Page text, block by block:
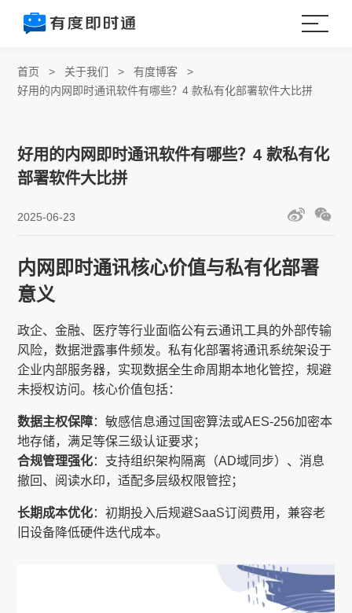
首页 > 关于我们 >有度博客 >
好用的内网即时通讯软件有哪些？4 款私有化部署软件大比拼
好用的内网即时通讯软件有哪些？4 款私有化
部署软件大比拼
2025-06-23
内网即时通讯核心价值与私有化部署
意义
政企、金融、医疗等行业面临公有云通讯工具的外部传输
风险，数据泄露事件频发。私有化部署将通讯系统架设于
企业内部服务器，实现数据全生命周期本地化管控，规避
未授权访问。核心价值包括：
数据主权保障：敏感信息通过国密算法或AES-256加密本
地存储，满足等保三级认证要求；
合规管理强化：支持组织架构隔离（AD域同步）、消息
撤回、阅读水印，适配多层级权限管控；
长期成本优化：初期投入后规避SaaS订阅费用，兼容老
旧设备降低硬件迭代成本。